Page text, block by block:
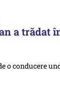
a trădat